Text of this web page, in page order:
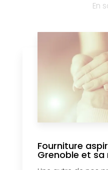
En
Fourniture
Grenoble et sa